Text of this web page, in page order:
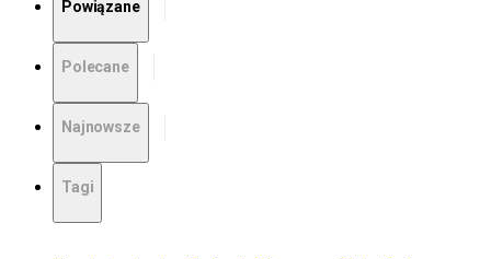
Powiązane
Polecane
Najnowsze
Tagi